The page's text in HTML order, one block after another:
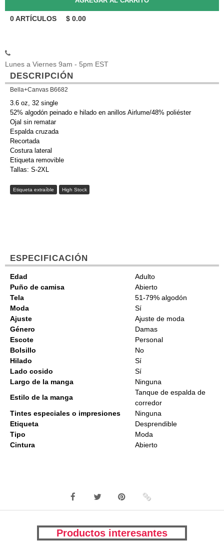
0ARTÍCULOS $ 0.00
Lunes a Viernes 9am - 5pm EST
DESCRIPCIÓN
Bella+Canvas B6682
3.6 oz, 32 single
52% algodón peinado e hilado en anillos Airlume/48% poliéster
Ojal sin rematar
Espalda cruzada
Recortada
Costura lateral
Etiqueta removible
Tallas: S-2XL
Etiqueta extraíble High Stock
ESPECIFICACIÓN
Edad
Adulto
Puño de camisa
Abierto
Tela
51-79% algodón
Moda
Sí
Ajuste
Ajuste de moda
Género
Damas
Escote
Personal
Bolsillo
No
Hilado
Sí
Lado cosido
Sí
Largo de la manga
Ninguna
Estilo de la manga
Tanque de espalda de
corredor
Tintes especiales o impresiones
Ninguna
Etiqueta
Desprendible
Tipo
Moda
Cintura
Abierto
Productos interesantes